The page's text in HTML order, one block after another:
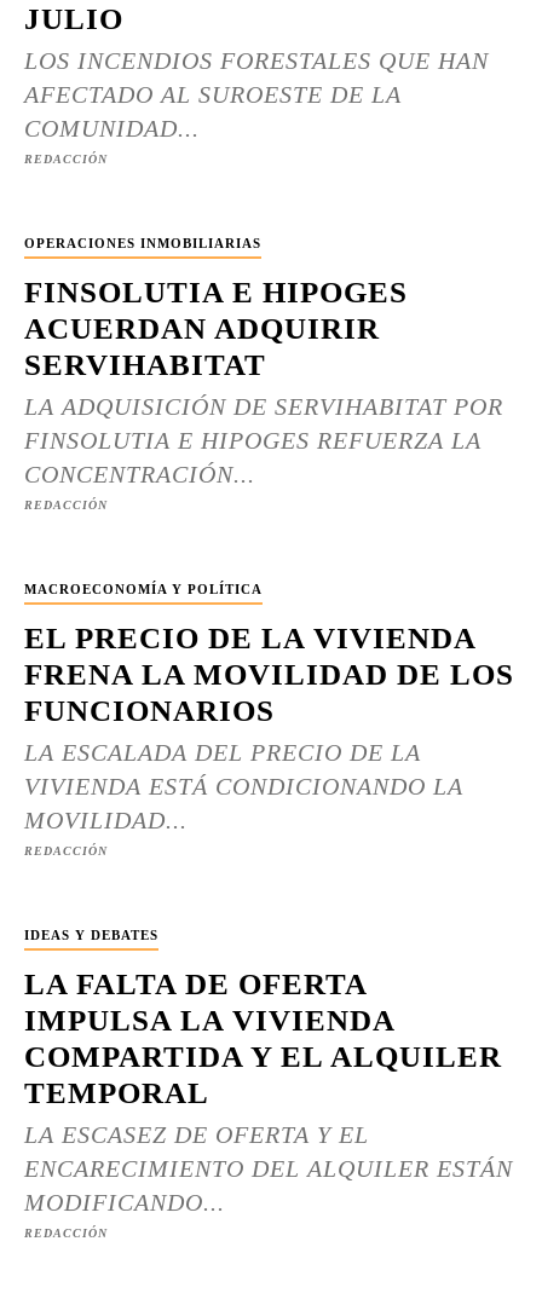
JULIO
LOS INCENDIOS FORESTALES QUE HAN
AFECTADO AL SUROESTE DE LA
COMUNIDAD...
REDACCIÓN
OPERACIONES INMOBILIARIAS
FINSOLUTIA E HIPOGES
ACUERDAN ADQUIRIR
SERVIHABITAT
LA ADQUISICIÓN DE SERVIHABITAT POR
FINSOLUTIA E HIPOGES REFUERZA LA
CONCENTRACIÓN...
REDACCIÓN
MACROECONOMÍA Y POLÍTICA
EL PRECIO DE LA VIVIENDA
FRENA LA MOVILIDAD DE LOS
FUNCIONARIOS
LA ESCALADA DEL PRECIO DE LA
VIVIENDA ESTÁ CONDICIONANDO LA
MOVILIDAD...
REDACCIÓN
IDEAS Y DEBATES
LA FALTA DE OFERTA
IMPULSA LA VIVIENDA
COMPARTIDA Y EL ALQUILER
TEMPORAL
LA ESCASEZ DE OFERTA Y EL
ENCARECIMIENTO DEL ALQUILER ESTÁN
MODIFICANDO...
REDACCIÓN